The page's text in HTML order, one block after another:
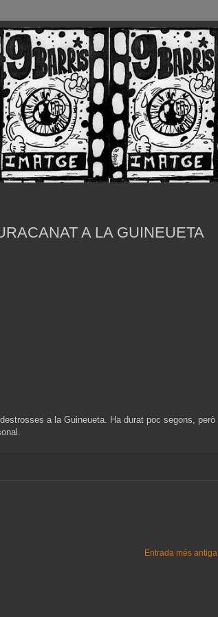
A LA GUINEUETA
a la Guineueta. Ha durat poc segons, però
Entrada més antiga